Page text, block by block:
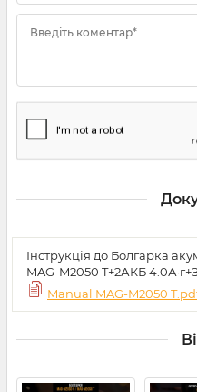
Введіть коментар*
Інструкція до Болгарка
MAG-M2050 T+2АКБ
Manual MAG-M2050